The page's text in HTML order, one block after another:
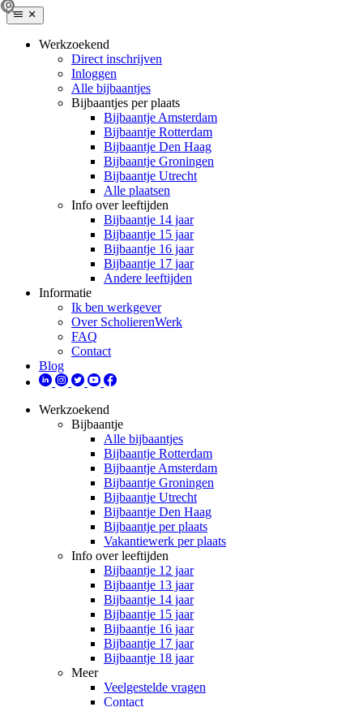
Werkzoekend
Direct inschrijven
Inloggen
Alle bijbaantjes
Bijbaantjes per plaats
Bijbaantje Amsterdam
Bijbaantje Rotterdam
Bijbaantje Den Haag
Bijbaantje Groningen
Bijbaantje Utrecht
Alle plaatsen
Info over leeftijden
Bijbaantje 14 jaar
Bijbaantje 15 jaar
Bijbaantje 16 jaar
Bijbaantje 17 jaar
Andere leeftijden
Informatie
Ik ben werkgever
Over ScholierenWerk
FAQ
Contact
Blog
Werkzoekend
Bijbaantje
Alle bijbaantjes
Bijbaantje Rotterdam
Bijbaantje Amsterdam
Bijbaantje Groningen
Bijbaantje Utrecht
Bijbaantje Den Haag
Bijbaantje per plaats
Vakantiewerk per plaats
Info over leeftijden
Bijbaantje 12 jaar
Bijbaantje 13 jaar
Bijbaantje 14 jaar
Bijbaantje 15 jaar
Bijbaantje 16 jaar
Bijbaantje 17 jaar
Bijbaantje 18 jaar
Meer
Veelgestelde vragen
Contact